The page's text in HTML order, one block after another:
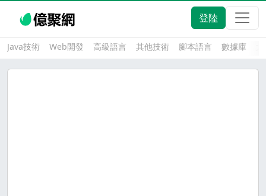
登陸
Java技術 Web開發 高級語言 其他技術 腳本語言 數據庫